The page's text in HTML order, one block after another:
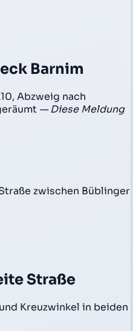
Barnim
Abzweig nach
— Diese Meldung
zwischen Büblinger
Straße
Kreuzwinkel in beiden